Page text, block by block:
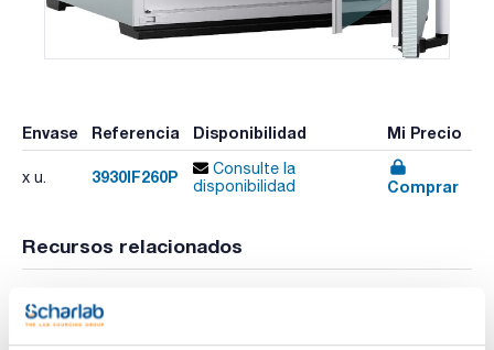
Envase Referencia Disponibilidad Mi Precio
x u. 3930IF260P
Consulte la
disponibilidad
Comprar
Recursos relacionados